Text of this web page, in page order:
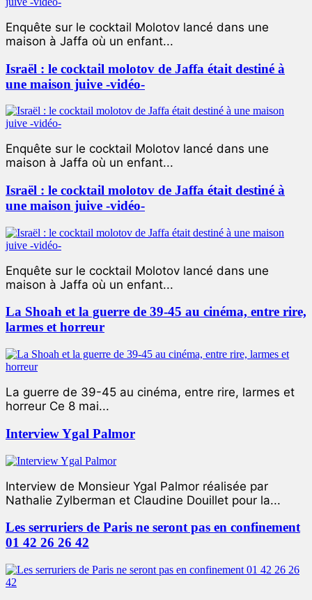
Enquête sur le cocktail Molotov lancé dans une
maison à Jaffa où un enfant...
Israël : le cocktail molotov de Jaffa était destiné à
une maison juive -vidéo-
Enquête sur le cocktail Molotov lancé dans une
maison à Jaffa où un enfant...
Israël : le cocktail molotov de Jaffa était destiné à
une maison juive -vidéo-
Enquête sur le cocktail Molotov lancé dans une
maison à Jaffa où un enfant...
La Shoah et la guerre de 39-45 au cinéma, entre rire,
larmes et horreur
La guerre de 39-45 au cinéma, entre rire, larmes et
horreur Ce 8 mai...
Interview Ygal Palmor
Interview de Monsieur Ygal Palmor réalisée par
Nathalie Zylberman et Claudine Douillet pour la...
Les serruriers de Paris ne seront pas en confinement
01 42 26 26 42